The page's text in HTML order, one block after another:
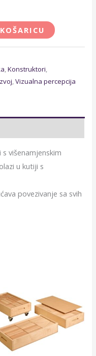
,Konstruktori,
,Vizualna percepcija
višenamjenskim
u kutiji s
povezivanje sa svih